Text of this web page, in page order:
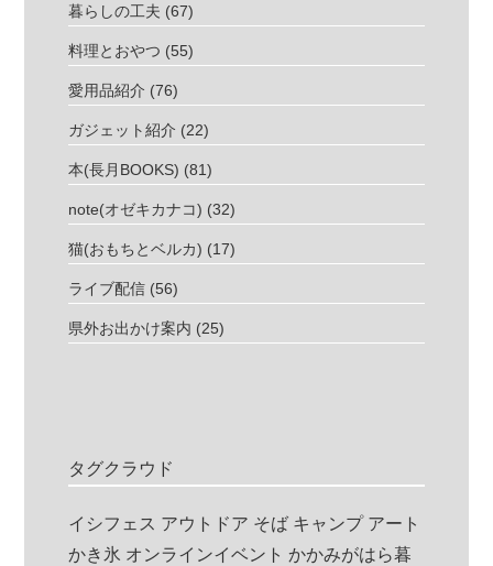
暮らしの工夫 (67)
料理とおやつ (55)
愛用品紹介 (76)
ガジェット紹介 (22)
本(長月BOOKS) (81)
note(オゼキカナコ) (32)
猫(おもちとベルカ) (17)
ライブ配信 (56)
県外お出かけ案内 (25)
タグクラウド
イシフェス アウトドア そば キャンプ アート
かき氷 オンラインイベント かかみがはら暮